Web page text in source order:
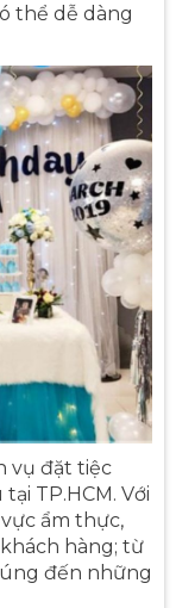
thể dễ dàng
vụ đặt tiệc
TP.HCM. Với
ẩm thực,
hàng; từ
đến những